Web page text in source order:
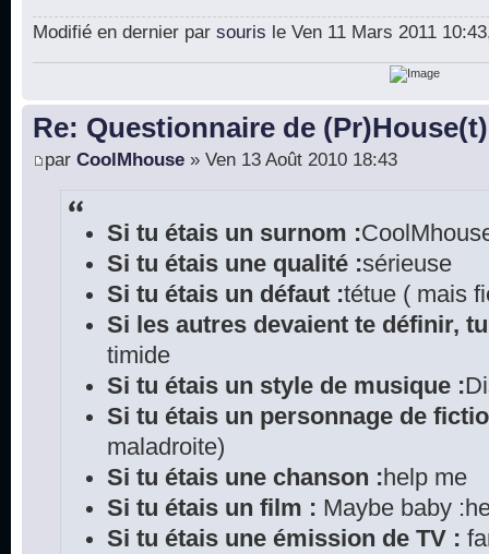
Modifié en dernier par souris le Ven 11 Mars 2011
Re: Questionnaire de (Pr)House(t)
par CoolMhouse » Ven 13 Août 2010 18:43
Si tu étais un surnom :
Si tu étais une qualité :sérieuse
Si tu étais un défaut :tétue ( mais
Si les autres devaient te définir,
timide
Si tu étais un style de musique :
Si tu étais un personnage de
maladroite)
Si tu étais une chanson :help me
Si tu étais un film : Maybe baby
Si tu étais une émission de TV :